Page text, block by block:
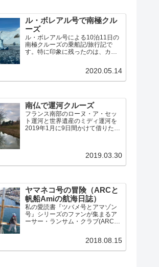
ル・ボレアル号で南極クル
ーズ
ル・ボレアル号による10泊11日の
南極クルーズの乗船記/旅行記で
す。特に印象に残ったのは、カヤ
ラシを間近に見たゾディアック・
クルーズ、ルメール海峡の氷河と
2020.05.14
南仏で運河クルーズ
フランス南部のローヌ・ア・セッ
ト運河と世界遺産のミディ運河を
2019年1月に9日間かけて借りたボ
的だった所などをまとめ、毎日の
2019.03.30
ヤマネコ号の冒険（ARCと
帆船Amiの航海日誌）
私の愛読書『ツバメ号とアマゾン
号』シリーズのファンが集まるア
ーサー・ランサム・クラブ(ARC)
島』に出てくるスクーナー「ヤマ
ネコ号」にそっくりな帆船Amiと出
2018.08.15